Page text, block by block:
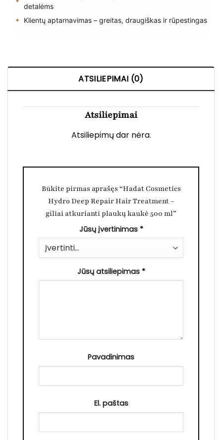
detalėms
Klientų aptarnavimas – greitas, draugiškas ir rūpestingas
ATSILIEPIMAI (0)
Atsiliepimai
Atsiliepimų dar nėra.
Būkite pirmas aprašęs “Hadat Cosmetics
Hydro Deep Repair Hair Treatment –
giliai atkurianti plaukų kaukė 500 ml”
Jūsų įvertinimas *
Jūsų atsiliepimas *
Pavadinimas
El. paštas